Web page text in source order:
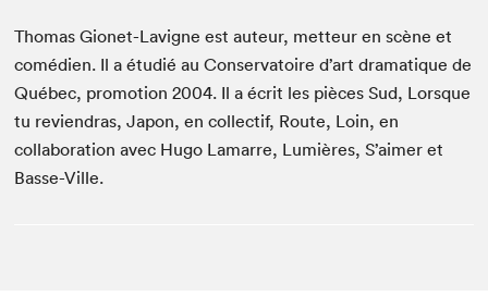
Thomas Gionet-Lavigne est auteur, metteur en scène et
comédien. Il a étudié au Conservatoire d’art dramatique de
Québec, promotion 2004. Il a écrit les pièces Sud, Lorsque
tu reviendras, Japon, en collectif, Route, Loin, en
collaboration avec Hugo Lamarre, Lumières, S’aimer et
Basse-Ville.